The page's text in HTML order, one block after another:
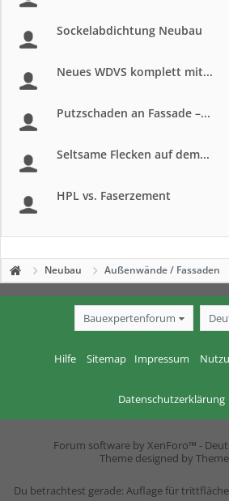
Sockelabdichtung Neubau
Neues WDVS komplett mit...
Putzschaden an Fassade –...
Seltsame Flecken auf dem...
HPL vs. Faserzement
Neubau Außenwände / Fassaden
Bauexpertenforum
Hilfe Sitemap Impressum
Datenschutzerklärung
Forum software by XenForo™ -
Theme designed by
Du betrachtest gerade: Auflage für